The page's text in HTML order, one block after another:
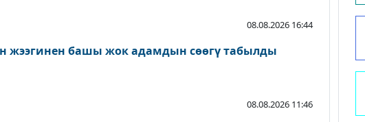
08.08.2026 16:44
жээгинен башы жок адамдын сөөгү табылды
08.08.2026 11:46